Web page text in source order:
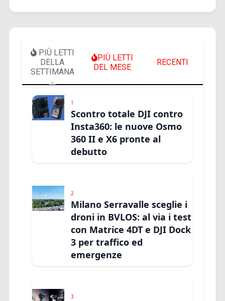
PIÙ LETTI
DELLA
SETTIMANA
PIÙ LETTI
DEL MESE
RECENTI
1
Scontro totale DJI contro
Insta360: le nuove Osmo
360 II e X6 pronte al
debutto
2
Milano Serravalle sceglie i
droni in BVLOS: al via i test
con Matrice 4DT e DJI Dock
3 per traffico ed
emergenze
3